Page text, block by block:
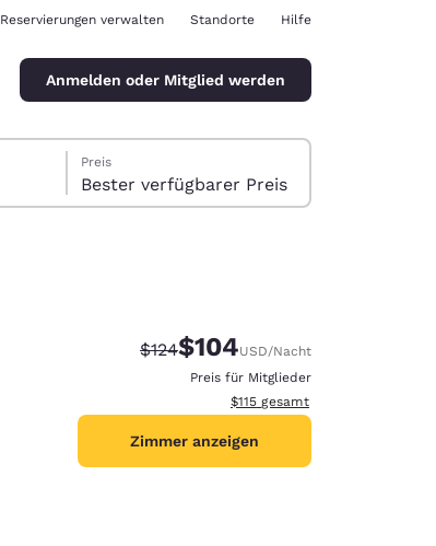
Reservierungen verwalten Standorte Hilfe
Anmelden oder Mitglied werden
Preis
Bester verfügbarer Preis
Durchgestrichener Preis:
$124Vergünstigter Preis:
$104USD/Nacht
Preis für Mitglieder
Geschätzte Gesamtdetails
$115 gesamt
Zimmer anzeigen